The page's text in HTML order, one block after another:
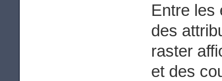
Entre les
des
raster
et des